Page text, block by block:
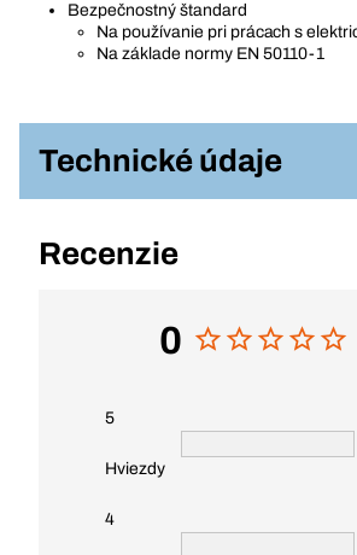
Bezpečnostný štandard
Na používanie pri prácach s
Na základe normy EN 50110-1
Technické údaje
Recenzie
0
5
Hviezdy
4